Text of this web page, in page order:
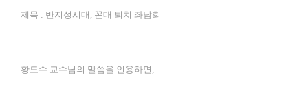
제목 : 반지성시대, 꼰대 퇴치 좌담회
황도수 교수님의 말씀을 인용하면,